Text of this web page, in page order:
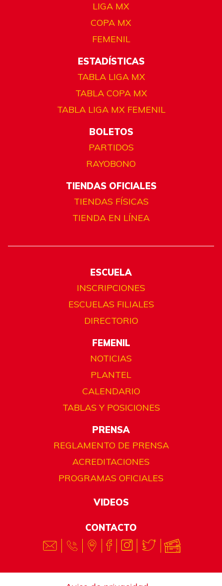
LIGA MX
COPA MX
FEMENIL
ESTADÍSTICAS
TABLA LIGA MX
TABLA COPA MX
TABLA LIGA MX FEMENIL
BOLETOS
PARTIDOS
RAYOBONO
TIENDAS OFICIALES
TIENDAS FÍSICAS
TIENDA EN LÍNEA
ESCUELA
INSCRIPCIONES
ESCUELAS FILIALES
DIRECTORIO
FEMENIL
NOTICIAS
PLANTEL
CALENDARIO
TABLAS Y POSICIONES
PRENSA
REGLAMENTO DE PRENSA
ACREDITACIONES
PROGRAMAS OFICIALES
VIDEOS
CONTACTO